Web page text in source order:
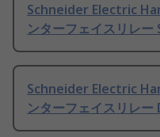
Schneider Electric
ンターフェイスリレー
Schneider Electric
ンターフェイスリレー